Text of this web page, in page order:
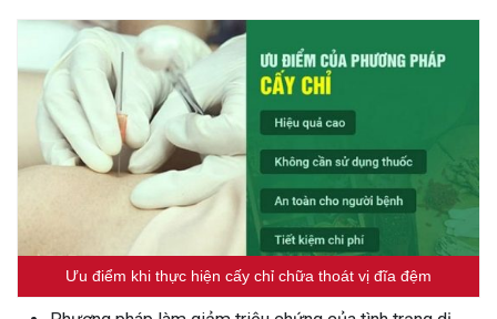
Ưu điểm khi thực hiện cấy chỉ chữa thoát vị đĩa đệm